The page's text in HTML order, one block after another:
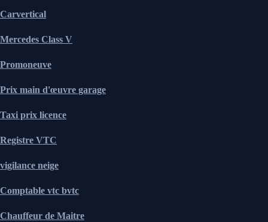
Carvertical
Mercedes Class V
Promoneuve
Prix main d'œuvre garage
Taxi prix licence
Registre VTC
vigilance neige
Comptable vtc bvtc
Chauffeur de Maitre